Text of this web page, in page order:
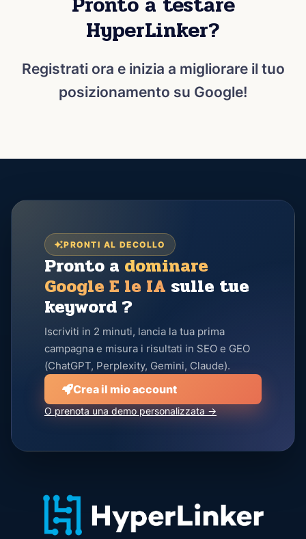
HyperLinker?
Registrati ora e inizia a migliorare il tuo
posizionamento su Google!
PRONTI AL DECOLLO
Pronto a dominare
Google E le IA sulle tue
keyword ?
Iscriviti in 2 minuti, lancia la tua prima
campagna e misura i risultati in SEO e GEO
(ChatGPT, Perplexity, Gemini, Claude).
Crea il mio account
O prenota una demo personalizzata →